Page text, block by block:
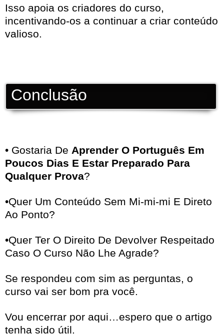
Isso apoia os criadores do curso,
incentivando-os a continuar a criar conteúdo
valioso.
Conclusão
• Gostaria De Aprender O Português Em
Poucos Dias E Estar Preparado Para
Qualquer Prova?
•Quer Um Conteúdo Sem Mi-mi-mi E Direto
Ao Ponto?
•Quer Ter O Direito De Devolver Respeitado
Caso O Curso Não Lhe Agrade?
Se respondeu com sim as perguntas, o
curso vai ser bom pra você.
Vou encerrar por aqui…espero que o artigo
tenha sido útil.